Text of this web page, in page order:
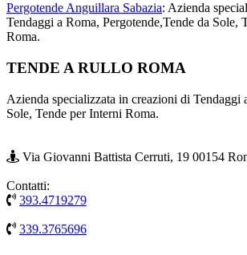
Pergotende Anguillara Sabazia: Azienda
Tendaggi a Roma, Pergotende,Tende da Sole,
Roma.
Footer
TENDE A RULLO ROMA
Azienda specializzata in creazioni di Tendaggi
Sole, Tende per Interni Roma.
Via Giovanni Battista Cerruti, 19 00154
Contatti:
393.4719279
339.3765696